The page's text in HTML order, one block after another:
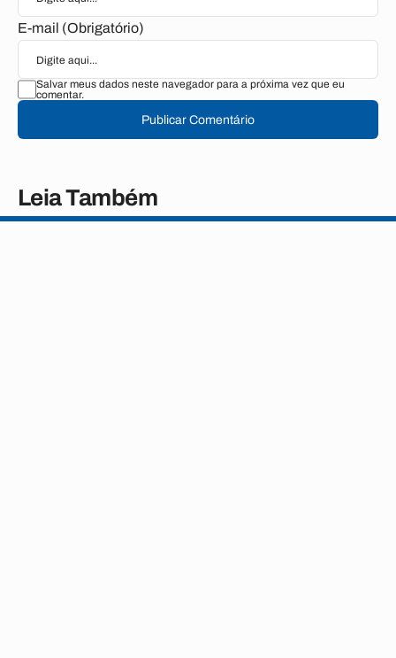
E-mail (Obrigatório)
Salvar meus dados neste navegador para a próxima vez que eu
comentar.
Publicar Comentário
Leia Também